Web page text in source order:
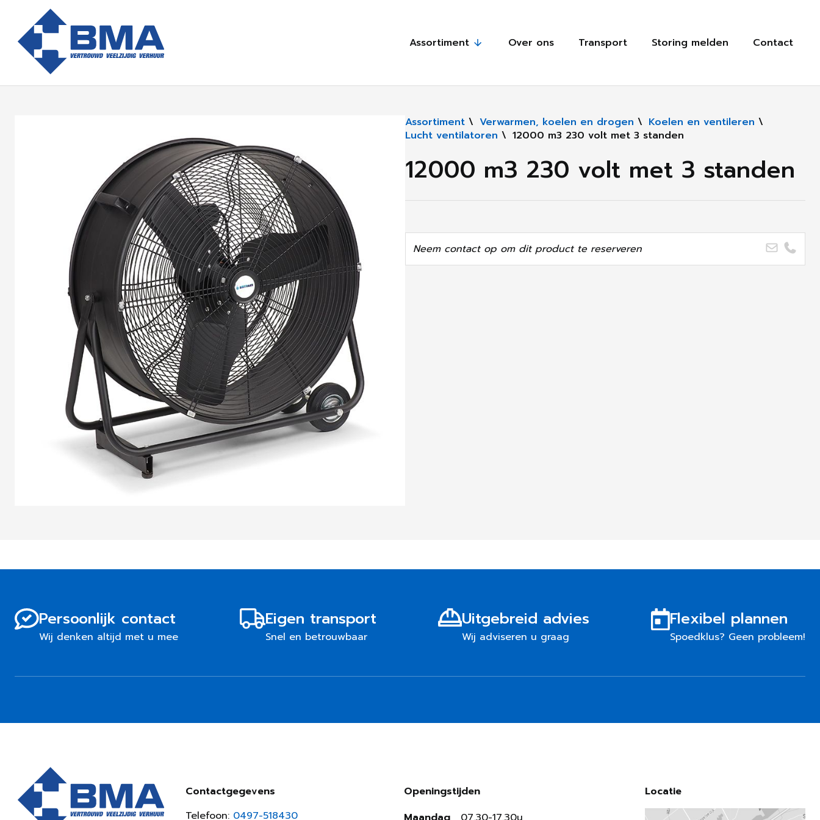
Assortiment Over ons Transport Storing melden Contact
Assortiment \ Verwarmen, koelen en drogen \ Koelen en ventileren \
Lucht ventilatoren \ 12000 m3 230 volt met 3 standen
12000 m3 230 volt met 3 standen
Neem contact op om dit product te reserveren
Persoonlijk contact
Wij denken altijd met u mee
Eigen transport
Snel en betrouwbaar
Uitgebreid advies
Wij adviseren u graag
Flexibel plannen
Spoedklus? Geen probleem!
Contactgegevens
Telefoon: 0497-518430
Openingstijden
Locatie